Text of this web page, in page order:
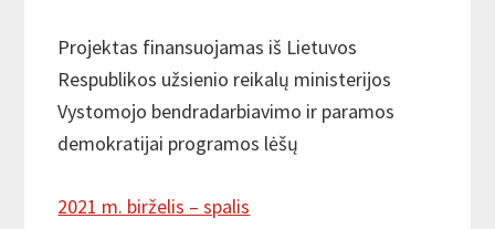
Projektas finansuojamas iš Lietuvos
Respublikos užsienio reikalų ministerijos
Vystomojo bendradarbiavimo ir paramos
demokratijai programos lėšų
2021 m. birželis – spalis